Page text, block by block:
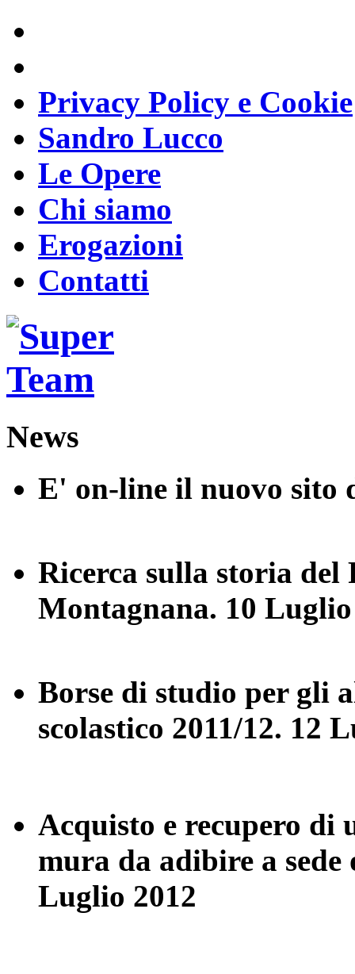
Privacy Policy e Cookie
Sandro Lucco
Le Opere
Chi siamo
Erogazioni
Contatti
News
E' on-line il nuovo sito
Ricerca sulla storia del
Montagnana. 10
Borse di studio per gli
scolastico 2011/12. 12
Acquisto e recupero di
mura da adibire a
Luglio 2012